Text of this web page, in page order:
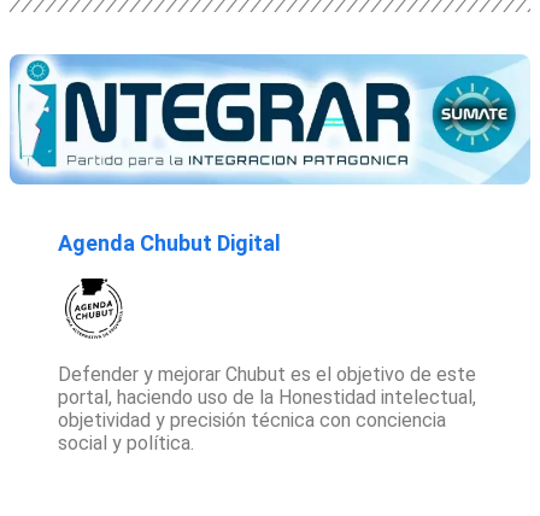
Agenda Chubut Digital
Defender y mejorar Chubut es el objetivo de este
portal, haciendo uso de la Honestidad intelectual,
objetividad y precisión técnica con conciencia
social y política.